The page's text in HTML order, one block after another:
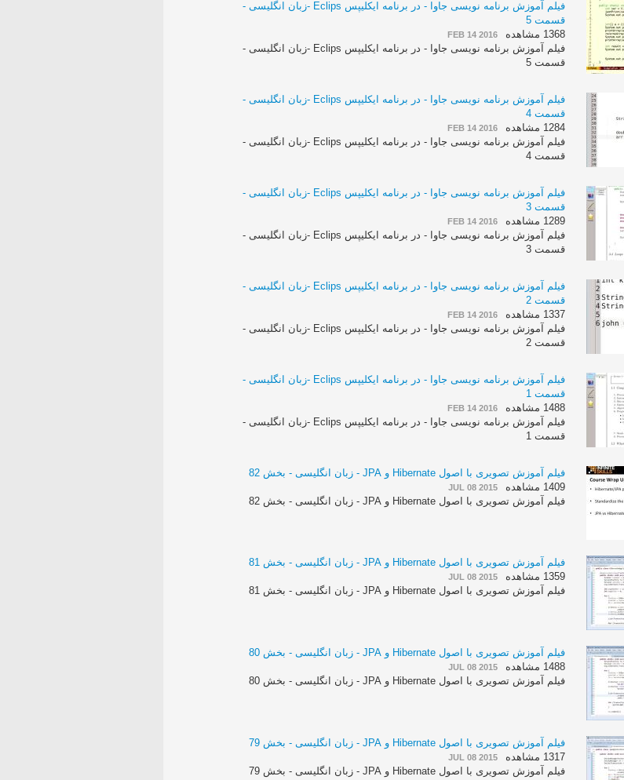
فیلم آموزش برنامه نویسی جاوا - در برنامه ایکلیپس Eclips -زبان انگلیسی -
قسمت 5
1368 مشاهده
FEB 14 2016
فیلم آموزش برنامه نویسی جاوا - در برنامه ایکلیپس Eclips -زبان انگلیسی -
قسمت 5
فیلم آموزش برنامه نویسی جاوا - در برنامه ایکلیپس Eclips -زبان انگلیسی -
قسمت 4
1284 مشاهده
FEB 14 2016
فیلم آموزش برنامه نویسی جاوا - در برنامه ایکلیپس Eclips -زبان انگلیسی -
قسمت 4
فیلم آموزش برنامه نویسی جاوا - در برنامه ایکلیپس Eclips -زبان انگلیسی -
قسمت 3
1289 مشاهده
FEB 14 2016
فیلم آموزش برنامه نویسی جاوا - در برنامه ایکلیپس Eclips -زبان انگلیسی -
قسمت 3
فیلم آموزش برنامه نویسی جاوا - در برنامه ایکلیپس Eclips -زبان انگلیسی -
قسمت 2
1337 مشاهده
FEB 14 2016
فیلم آموزش برنامه نویسی جاوا - در برنامه ایکلیپس Eclips -زبان انگلیسی -
قسمت 2
فیلم آموزش برنامه نویسی جاوا - در برنامه ایکلیپس Eclips -زبان انگلیسی -
قسمت 1
1488 مشاهده
FEB 14 2016
فیلم آموزش برنامه نویسی جاوا - در برنامه ایکلیپس Eclips -زبان انگلیسی -
قسمت 1
فیلم آموزش تصویری با اصول Hibernate و JPA - زبان انگلیسی - بخش 82
1409 مشاهده
JUL 08 2015
فیلم آموزش تصویری با اصول Hibernate و JPA - زبان انگلیسی - بخش 82
فیلم آموزش تصویری با اصول Hibernate و JPA - زبان انگلیسی - بخش 81
1359 مشاهده
JUL 08 2015
فیلم آموزش تصویری با اصول Hibernate و JPA - زبان انگلیسی - بخش 81
فیلم آموزش تصویری با اصول Hibernate و JPA - زبان انگلیسی - بخش 80
1488 مشاهده
JUL 08 2015
فیلم آموزش تصویری با اصول Hibernate و JPA - زبان انگلیسی - بخش 80
فیلم آموزش تصویری با اصول Hibernate و JPA - زبان انگلیسی - بخش 79
1317 مشاهده
JUL 08 2015
فیلم آموزش تصویری با اصول Hibernate و JPA - زبان انگلیسی - بخش 79